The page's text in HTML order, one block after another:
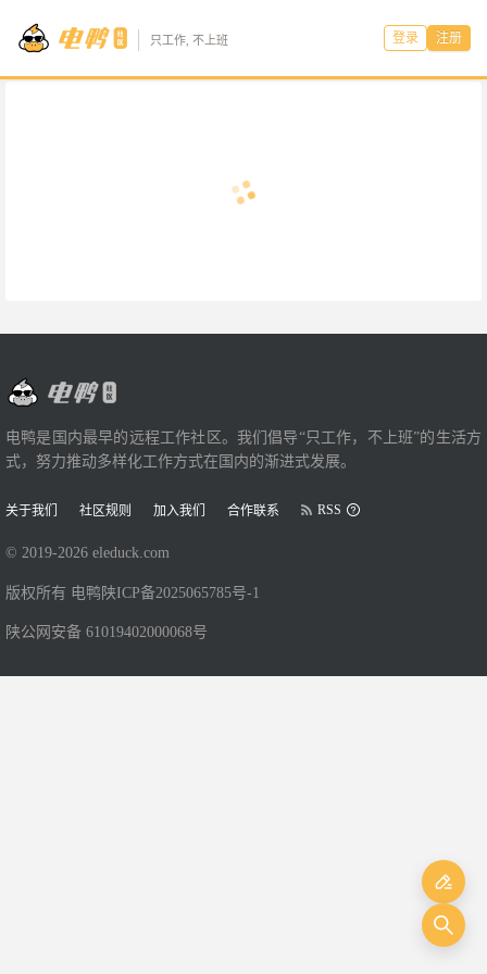
只工作, 不上班 登录 注册
电鸭是国内最早的远程工作社区。我们倡导“只工作，不上班”的生活方
式，努力推动多样化工作方式在国内的渐进式发展。
关于我们 社区规则 加入我们 合作联系 RSS
© 2019-2026 eleduck.com
版权所有 电鸭 陕ICP备2025065785号-1
陕公网安备 61019402000068号